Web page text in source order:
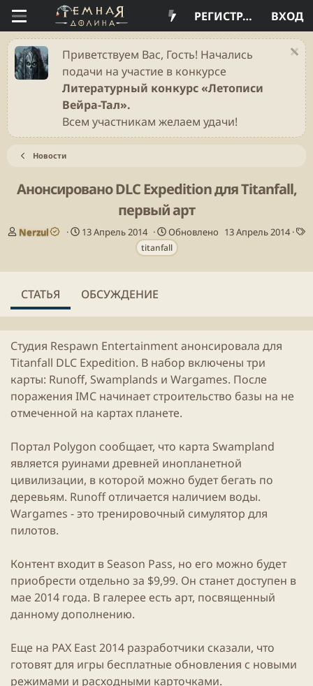
ВХОД
РЕГИСТРАЦИЯ
Приветствуем Вас, Гость! Начались
подачи на участие в конкурсе
Литературный конкурс «Летописи
Вейра-Тал».
Всем участникам желаем удачи!
Новости
Анонсировано DLC Expedition для Titanfall,
первый арт
А
о
Nerzul
Д
а
у
к
а
ц
и
и
13 Апрель 2014 Обновлено 13 Апрель 2014
Т
е
г
titanfall
СТАТЬЯ ОБСУЖДЕНИЕ
Студия Respawn Entertainment анонсировала для
Titanfall DLC Expedition. В набор включены три
карты: Runoff, Swamplands и Wargames. После
поражения IMC начинает строительство базы на не
отмеченной на картах планете.
Портал Polygon сообщает, что карта Swampland
является руинами древней инопланетной
цивилизации, в которой можно будет бегать по
деревьям. Runoff отличается наличием воды.
Wargames - это тренировочный симулятор для
пилотов.
Контент входит в Season Pass, но его можно будет
приобрести отдельно за $9,99. Он станет доступен в
мае 2014 года. В галерее есть арт, посвященный
данному дополнению.
Еще на PAX East 2014 разработчики сказали, что
готовят для игры бесплатные обновления с новыми
режимами и расходными карточками.